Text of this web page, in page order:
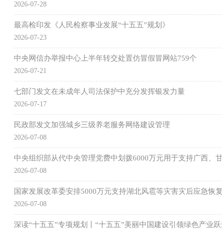
2026-07-28
最高检印发《人民检察事业发展“十五五”规划》
2026-07-23
中央网信办举报中心上半年转交处置仿冒假冒网站759个
2026-07-21
七部门发文在未成年人司法保护中充分发挥银发力量
2026-07-17
民政部发文加强城乡三级养老服务网络建设管理
2026-07-08
中央组织部从代中央管理党费中划拨6000万元用于支持广西、
2026-07-08
国家发展改革委安排5000万元支持湖北风雹等灾害灾后应急恢
2026-07-08
深读“十五五”专项规划丨“十五五”美丽中国建设引领绿色产业